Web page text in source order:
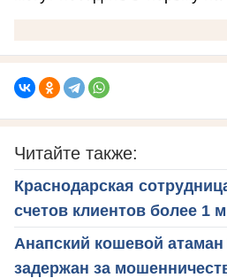
Читайте также:
Краснодарская
счетов клиентов более 1
Анапский кошевой атаман
задержан за